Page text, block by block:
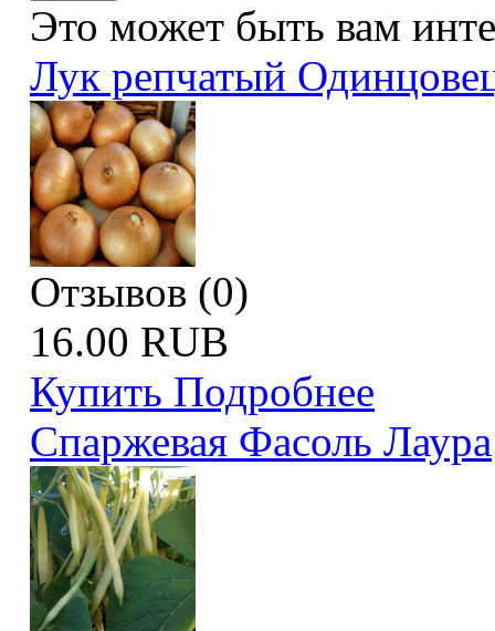
Это может быть вам
Лук репчатый
Отзывов (0)
16.00 RUB
Купить Подробнее
Спаржевая Фасоль Лаура